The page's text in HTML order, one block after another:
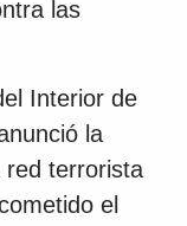
las
Interior de
la
red terrorista
el